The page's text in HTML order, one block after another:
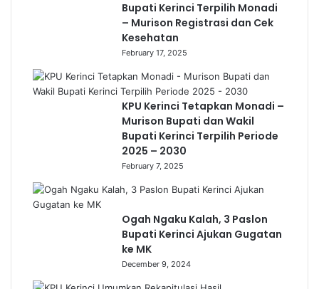
Bupati Kerinci Terpilih Monadi
– Murison Registrasi dan Cek
Kesehatan
February 17, 2025
KPU Kerinci Tetapkan Monadi –
Murison Bupati dan Wakil
Bupati Kerinci Terpilih Periode
2025 – 2030
February 7, 2025
Ogah Ngaku Kalah, 3 Paslon
Bupati Kerinci Ajukan Gugatan
ke MK
December 9, 2024